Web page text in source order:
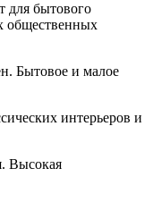
для бытового
общественных
Бытовое и малое
интерьеров и
Высокая